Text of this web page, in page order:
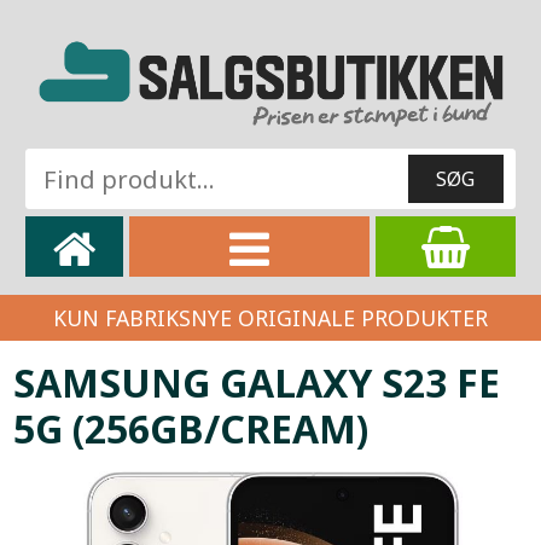
KUN FABRIKSNYE ORIGINALE PRODUKTER
SAMSUNG GALAXY S23 FE
5G (256GB/CREAM)